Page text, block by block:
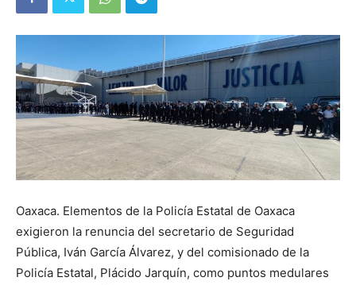
Oaxaca. Elementos de la Policía Estatal de Oaxaca
exigieron la renuncia del secretario de Seguridad
Pública, Iván García Álvarez, y del comisionado de la
Policía Estatal, Plácido Jarquín, como puntos medulares